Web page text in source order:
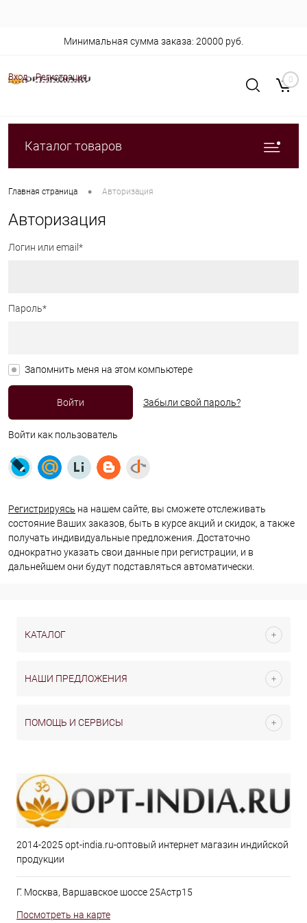
Вход Регистрация
Минимальная сумма заказа: 20000 руб.
0
Каталог товаров
Главная страница • Авторизация
Авторизация
Логин или email*
Пароль*
Запомнить меня на этом компьютере
Забыли свой пароль?
Войти как пользователь
Регистрируясь на нашем сайте, вы сможете отслеживать
состояние Ваших заказов, быть в курсе акций и скидок, а также
получать индивидуальные предложения. Достаточно
однократно указать свои данные при регистрации, и в
дальнейшем они будут подставляться автоматически.
КАТАЛОГ
НАШИ ПРЕДЛОЖЕНИЯ
ПОМОЩЬ И СЕРВИСЫ
2014-2025 opt-india.ru-оптовый интернет магазин индийской
продукции
Г. Москва, Варшавское шоссе 25Астр15
Посмотреть на карте